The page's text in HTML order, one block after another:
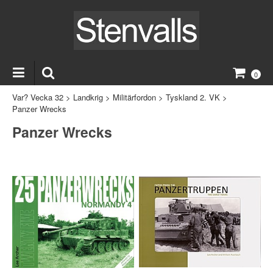
0
Var? Vecka 32 > Landkrig > Militärfordon > Tyskland 2. VK >
Panzer Wrecks
Panzer Wrecks